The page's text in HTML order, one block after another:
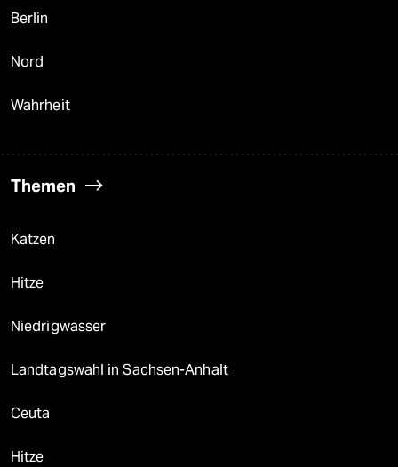
Berlin
Nord
Wahrheit
Themen
Katzen
Hitze
Niedrigwasser
Landtagswahl in Sachsen-Anhalt
Ceuta
Hitze